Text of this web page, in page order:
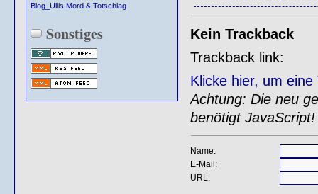
Blog_Ullis Mord & Totschlag
Sonstiges
Kein Trackback
Trackback link:
Klicke hier, um
Achtung: Die neu
benötigt JavaScript!
Name:
E-Mail:
URL: